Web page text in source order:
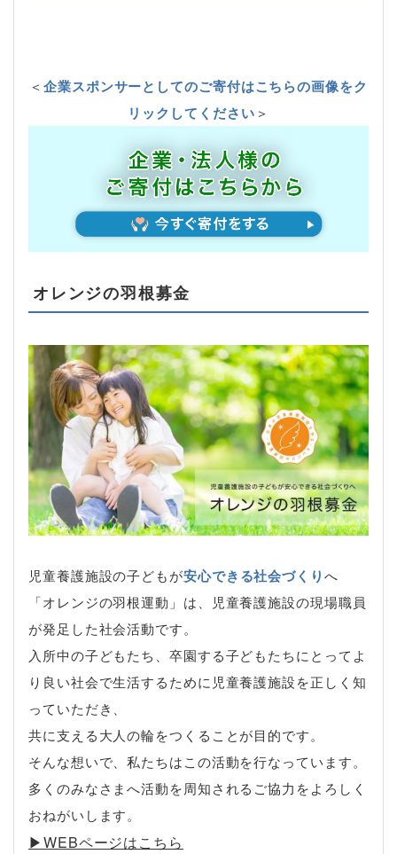
＜企業スポンサーとしてのご寄付はこちらの画像をク
リックしてください＞
オレンジの羽根募金
児童養護施設の子どもが安心できる社会づくりへ
「オレンジの羽根運動」は、児童養護施設の現場職員
が発足した社会活動です。
入所中の子どもたち、卒園する子どもたちにとってよ
り良い社会で生活するために児童養護施設を正しく知
っていただき、
共に支える大人の輪をつくることが目的です。
そんな想いで、私たちはこの活動を行なっています。
多くのみなさまへ活動を周知されるご協力をよろしく
おねがいします。
▶︎WEBページはこちら